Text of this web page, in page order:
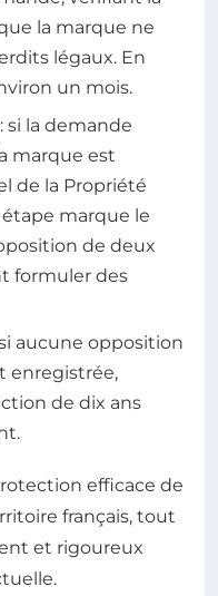
la marque ne
légaux. En
un mois.
: si la demande
marque est
de la Propriété
marque le
de deux
formuler des
aucune opposition
enregistrée,
de dix ans
efficace de
français, tout
et rigoureux